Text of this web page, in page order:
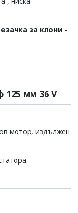
за клони -
125 мм 36 V
мотор, издължен